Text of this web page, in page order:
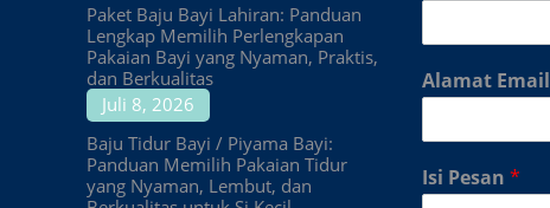
Paket Baju Bayi Lahiran: Panduan
Lengkap Memilih Perlengkapan
Pakaian Bayi yang Nyaman, Praktis,
dan Berkualitas
Juli 8, 2026
Baju Tidur Bayi / Piyama Bayi:
Panduan Memilih Pakaian Tidur
yang Nyaman, Lembut, dan
Alamat Email
Isi Pesan *